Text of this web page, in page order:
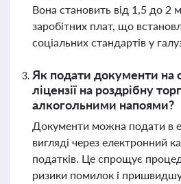
Вона становить від 1,5 до 2
заробітних плат, що
соціальних стандартів у
Як подати документи на
ліцензії на роздрібну
алкогольними напоями?
Документи можна подати в
вигляді через електронний
податків. Це спрощує
ризики помилок і